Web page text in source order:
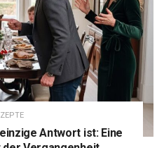
Antwort ist: Eine